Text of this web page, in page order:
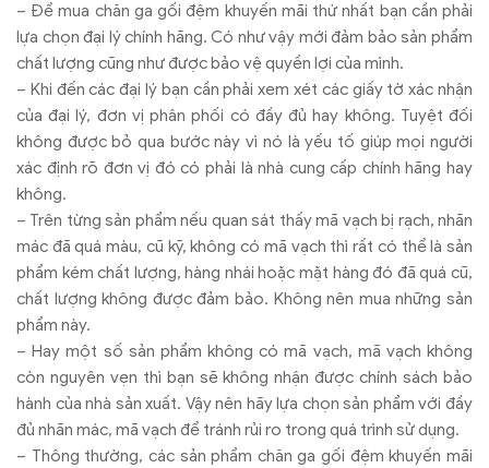
– Để mua chăn ga gối đệm khuyến mãi thứ nhất bạn cần phải
lựa chọn đại lý chính hãng. Có như vậy mới đảm bảo sản phẩm
chất lượng cũng như được bảo vệ quyền lợi của mình.
– Khi đến các đại lý bạn cần phải xem xét các giấy tờ xác nhận
của đại lý, đơn vị phân phối có đầy đủ hay không. Tuyệt đối
không được bỏ qua bước này vì nó là yếu tố giúp mọi người
xác định rõ đơn vị đó có phải là nhà cung cấp chính hãng hay
không.
– Trên từng sản phẩm nếu quan sát thấy mã vạch bị rạch, nhãn
mác đã quá màu, cũ kỹ, không có mã vạch thì rất có thể là sản
phẩm kém chất lượng, hàng nhái hoặc mặt hàng đó đã quá cũ,
chất lượng không được đảm bảo. Không nên mua những sản
phẩm này.
– Hay một số sản phẩm không có mã vạch, mã vạch không
còn nguyên vẹn thì bạn sẽ không nhận được chính sách bảo
hành của nhà sản xuất. Vậy nên hãy lựa chọn sản phẩm với đầy
đủ nhãn mác, mã vạch để tránh rủi ro trong quá trình sử dụng.
– Thông thường, các sản phẩm chăn ga gối đệm khuyến mãi